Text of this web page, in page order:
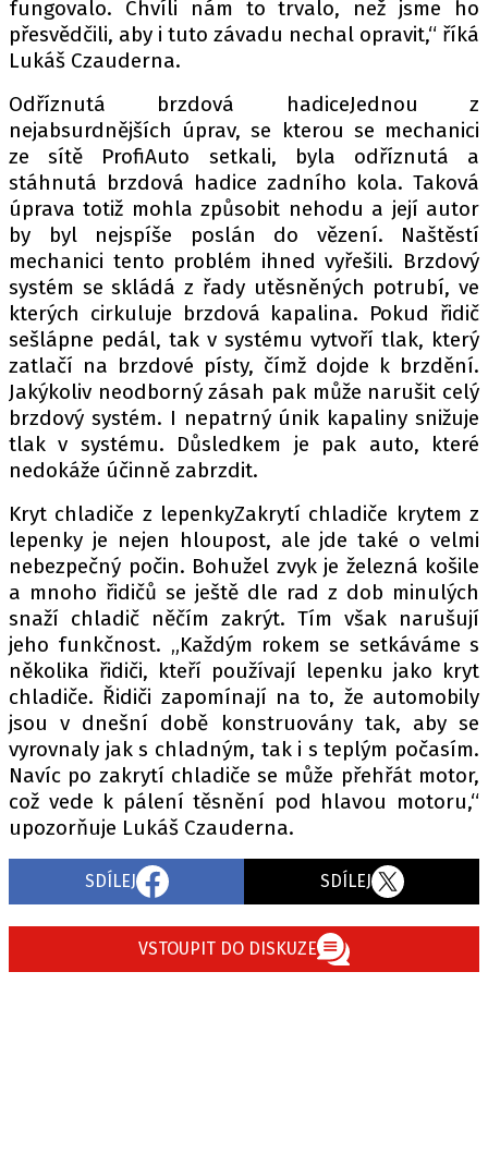
fungovalo. Chvíli nám to trvalo, než jsme ho
přesvědčili, aby i tuto závadu nechal opravit,“ říká
Lukáš Czauderna.
Odříznutá brzdová hadiceJednou z
nejabsurdnějších úprav, se kterou se mechanici
ze sítě ProfiAuto setkali, byla odříznutá a
stáhnutá brzdová hadice zadního kola. Taková
úprava totiž mohla způsobit nehodu a její autor
by byl nejspíše poslán do vězení. Naštěstí
mechanici tento problém ihned vyřešili. Brzdový
systém se skládá z řady utěsněných potrubí, ve
kterých cirkuluje brzdová kapalina. Pokud řidič
sešlápne pedál, tak v systému vytvoří tlak, který
zatlačí na brzdové písty, čímž dojde k brzdění.
Jakýkoliv neodborný zásah pak může narušit celý
brzdový systém. I nepatrný únik kapaliny snižuje
tlak v systému. Důsledkem je pak auto, které
nedokáže účinně zabrzdit.
Kryt chladiče z lepenkyZakrytí chladiče krytem z
lepenky je nejen hloupost, ale jde také o velmi
nebezpečný počin. Bohužel zvyk je železná košile
a mnoho řidičů se ještě dle rad z dob minulých
snaží chladič něčím zakrýt. Tím však narušují
jeho funkčnost. „Každým rokem se setkáváme s
několika řidiči, kteří používají lepenku jako kryt
chladiče. Řidiči zapomínají na to, že automobily
jsou v dnešní době konstruovány tak, aby se
vyrovnaly jak s chladným, tak i s teplým počasím.
Navíc po zakrytí chladiče se může přehřát motor,
což vede k pálení těsnění pod hlavou motoru,“
upozorňuje Lukáš Czauderna.
SDÍLEJ SDÍLEJ
VSTOUPIT DO DISKUZE